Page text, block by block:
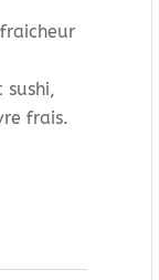
sushi,
frais.